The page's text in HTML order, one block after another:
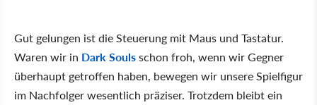
Gut gelungen ist die Steuerung mit Maus und Tastatur.
Waren wir in Dark Soulsschon froh, wenn wir Gegner
überhaupt getroffen haben, bewegen wir unsere Spielfigur
im Nachfolger wesentlich präziser. Trotzdem bleibt ein